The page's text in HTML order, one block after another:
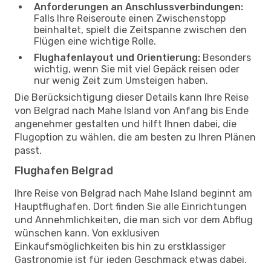
Anforderungen an Anschlussverbindungen:
Falls Ihre Reiseroute einen Zwischenstopp
beinhaltet, spielt die Zeitspanne zwischen den
Flügen eine wichtige Rolle.
Flughafenlayout und Orientierung: Besonders
wichtig, wenn Sie mit viel Gepäck reisen oder
nur wenig Zeit zum Umsteigen haben.
Die Berücksichtigung dieser Details kann Ihre Reise
von Belgrad nach Mahe Island von Anfang bis Ende
angenehmer gestalten und hilft Ihnen dabei, die
Flugoption zu wählen, die am besten zu Ihren Plänen
passt.
Flughafen Belgrad
Ihre Reise von Belgrad nach Mahe Island beginnt am
Hauptflughafen. Dort finden Sie alle Einrichtungen
und Annehmlichkeiten, die man sich vor dem Abflug
wünschen kann. Von exklusiven
Einkaufsmöglichkeiten bis hin zu erstklassiger
Gastronomie ist für jeden Geschmack etwas dabei.